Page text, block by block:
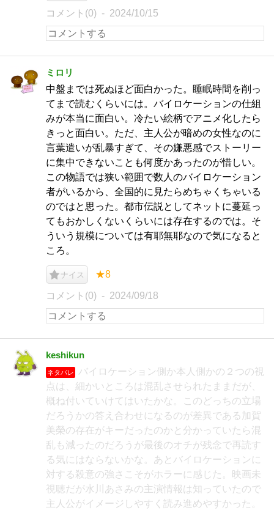
コメント(0) 2024/10/15
ミロリ
中盤までは死ぬほど面白かった。睡眠時間を削っ
てまで読むくらいには。バイロケーションの仕組
みが本当に面白い。冷たい絵柄でアニメ化したら
きっと面白い。ただ、主人公が暗めの女性なのに
言葉遣いが乱暴すぎて、その嫌悪感でストーリー
に集中できないことも何度かあったのが惜しい。
この物語では狭い範囲で数人のバイロケーション
者がいるから、全国的に見たらめちゃくちゃいる
のではと思った。都市伝説としてネットに蔓延っ
てもおかしくないくらいには存在するのでは。そ
ういう規模については有耶無耶なので気になると
ころ。
ナイス ★8
コメント(0) 2024/09/18
keshikun
ネタバレ
バイロケーション側か本人側かの２つの視
点は、細かいところは混乱させられたままだが、
概ね付いていけてはいたかな。このどっちの立場
だろうかの答え合わせになるのが差異である加賀
美榮の存在がキーだったのかと分かっていたら混
乱も減ったのだろうが最後のオチが残念で再読す
る気にはならないかな。あとバイロケーションに
対する殺意の強さこそがホラーに感じた。映画未
視聴だが水川あさみの主演情報は知っていたので
主人公がイメージしやすく読み進めやすかった。